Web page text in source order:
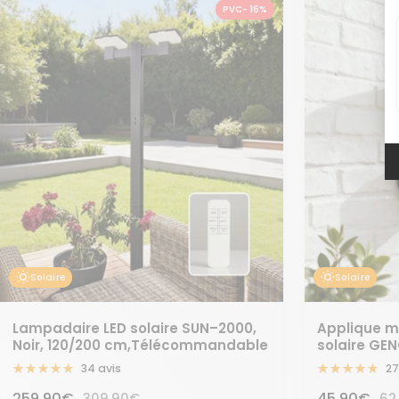
Solaire
PVC- 16%
Lampadaire LED solaire SUN–2000,
Noir, 120/200 cm,Télécommandable
34 avis
Solaire
Applique
solaire